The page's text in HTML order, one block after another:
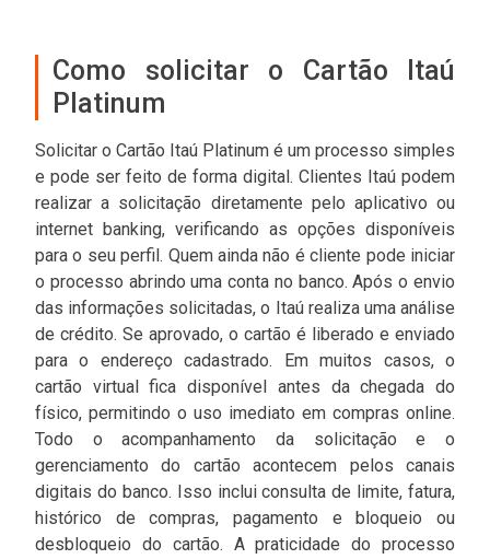
Como solicitar o Cartão Itaú
Platinum
Solicitar o Cartão Itaú Platinum é um processo simples
e pode ser feito de forma digital. Clientes Itaú podem
realizar a solicitação diretamente pelo aplicativo ou
internet banking, verificando as opções disponíveis
para o seu perfil. Quem ainda não é cliente pode iniciar
o processo abrindo uma conta no banco. Após o envio
das informações solicitadas, o Itaú realiza uma análise
de crédito. Se aprovado, o cartão é liberado e enviado
para o endereço cadastrado. Em muitos casos, o
cartão virtual fica disponível antes da chegada do
físico, permitindo o uso imediato em compras online.
Todo o acompanhamento da solicitação e o
gerenciamento do cartão acontecem pelos canais
digitais do banco. Isso inclui consulta de limite, fatura,
histórico de compras, pagamento e bloqueio ou
desbloqueio do cartão. A praticidade do processo